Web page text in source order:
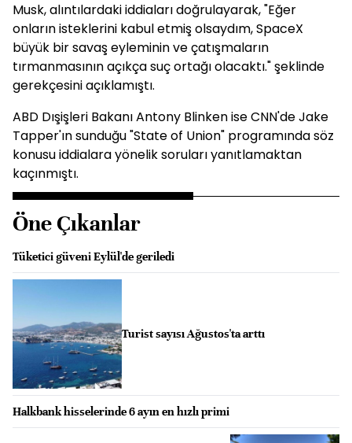
Musk, alıntılardaki iddiaları doğrulayarak, "Eğer
onların isteklerini kabul etmiş olsaydım, SpaceX
büyük bir savaş eyleminin ve çatışmaların
tırmanmasının açıkça suç ortağı olacaktı." şeklinde
gerekçesini açıklamıştı.
ABD Dışişleri Bakanı Antony Blinken ise CNN'de Jake
Tapper'ın sunduğu "State of Union" programında söz
konusu iddialara yönelik soruları yanıtlamaktan
kaçınmıştı.
Öne Çıkanlar
Tüketici güveni Eylül'de geriledi
Turist sayısı Ağustos'ta arttı
Halkbank hisselerinde 6 ayın en hızlı primi